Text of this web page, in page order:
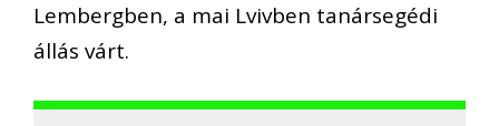
Lembergben, a mai Lvivben tanársegédi
állás várt.